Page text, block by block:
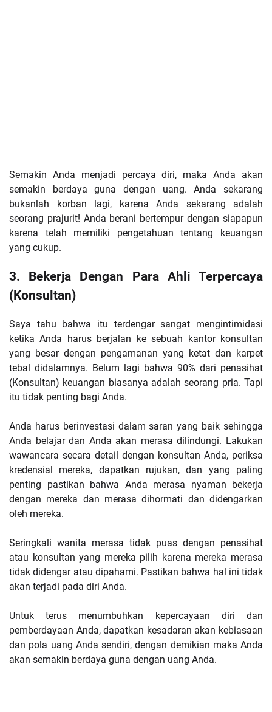
Semakin Anda menjadi percaya diri, maka Anda akan
semakin berdaya guna dengan uang. Anda sekarang
bukanlah korban lagi, karena Anda sekarang adalah
seorang prajurit! Anda berani bertempur dengan siapapun
karena telah memiliki pengetahuan tentang keuangan
yang cukup.
3. Bekerja Dengan Para Ahli Terpercaya
(Konsultan)
Saya tahu bahwa itu terdengar sangat mengintimidasi
ketika Anda harus berjalan ke sebuah kantor konsultan
yang besar dengan pengamanan yang ketat dan karpet
tebal didalamnya. Belum lagi bahwa 90% dari penasihat
(Konsultan) keuangan biasanya adalah seorang pria. Tapi
itu tidak penting bagi Anda.
Anda harus berinvestasi dalam saran yang baik sehingga
Anda belajar dan Anda akan merasa dilindungi. Lakukan
wawancara secara detail dengan konsultan Anda, periksa
kredensial mereka, dapatkan rujukan, dan yang paling
penting pastikan bahwa Anda merasa nyaman bekerja
dengan mereka dan merasa dihormati dan didengarkan
oleh mereka.
Seringkali wanita merasa tidak puas dengan penasihat
atau konsultan yang mereka pilih karena mereka merasa
tidak didengar atau dipahami. Pastikan bahwa hal ini tidak
akan terjadi pada diri Anda.
Untuk terus menumbuhkan kepercayaan diri dan
pemberdayaan Anda, dapatkan kesadaran akan kebiasaan
dan pola uang Anda sendiri, dengan demikian maka Anda
akan semakin berdaya guna dengan uang Anda.